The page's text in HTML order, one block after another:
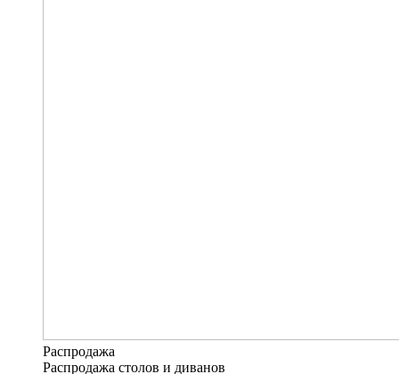
Распродажа
Распродажа столов и диванов